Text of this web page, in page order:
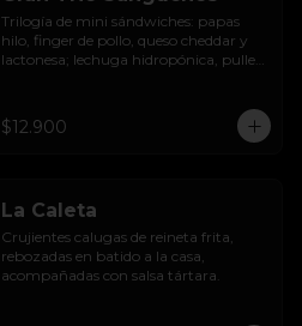
Trilogía de mini sándwiches: papas
hilo, finger de pollo, queso cheddar y
lactonesa; lechuga hidropónica, pulled
salsa tártara, cebolla encurtida,
mayonesa y palta.
$12.900
La Caleta
Crujientes calugas de reineta frita,
rebozadas en batido a la casa,
acompañadas con salsa tártara.